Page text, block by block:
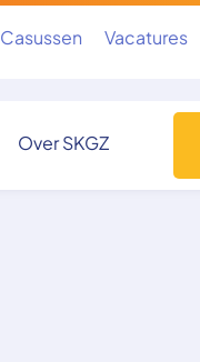
Casussen Vacatures
Over SKGZ